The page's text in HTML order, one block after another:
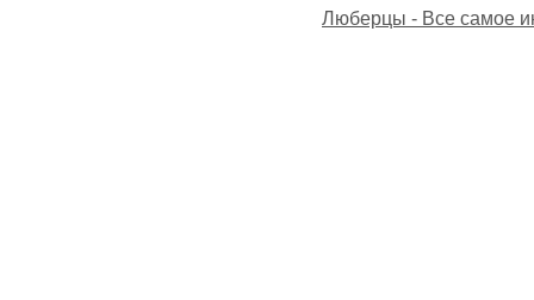
Люберцы - Все самое